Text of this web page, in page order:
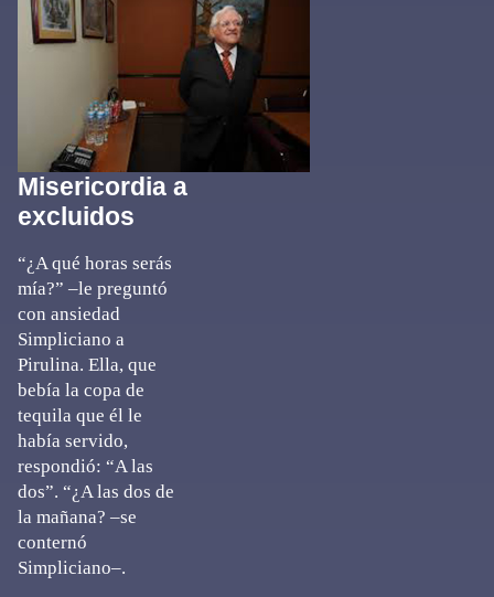
Misericordia a
excluidos
“¿A qué horas serás
mía?” –le preguntó
con ansiedad
Simpliciano a
Pirulina. Ella, que
bebía la copa de
tequila que él le
había servido,
respondió: “A las
dos”. “¿A las dos de
la mañana? –se
conternó
Simpliciano–.